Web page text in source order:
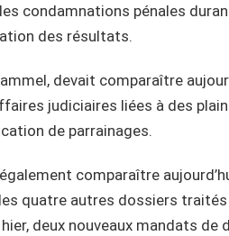
condamnations pénales
des résultats.
devait comparaître
judiciaires liées à des
de parrainages.
comparaître
quatre autres dossiers
deux nouveaux mandats